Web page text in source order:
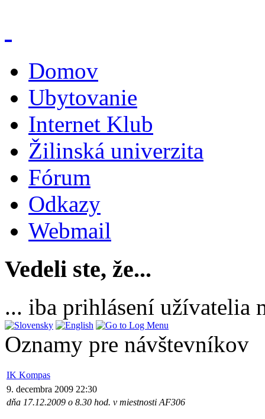
Domov
Ubytovanie
Internet Klub
Žilinská univerzita
Fórum
Odkazy
Webmail
Vedeli ste, že...
... iba prihlásení užívatelia
Oznamy pre návštevníkov
IK Kompas
9. decembra 2009 22:30
dňa 17.12.2009 o 8.30 hod. v miestnosti AF306